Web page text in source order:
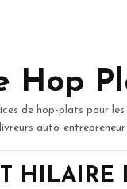
Hop
de hop-plats pour
auto-entrepreneur
HILAIRE